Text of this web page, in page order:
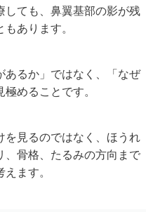
しても、鼻翼基部の影が残
あります。
あるか」ではなく、「なぜ
めることです。
を見るのではなく、ほうれ
、骨格、たるみの方向まで
ます。